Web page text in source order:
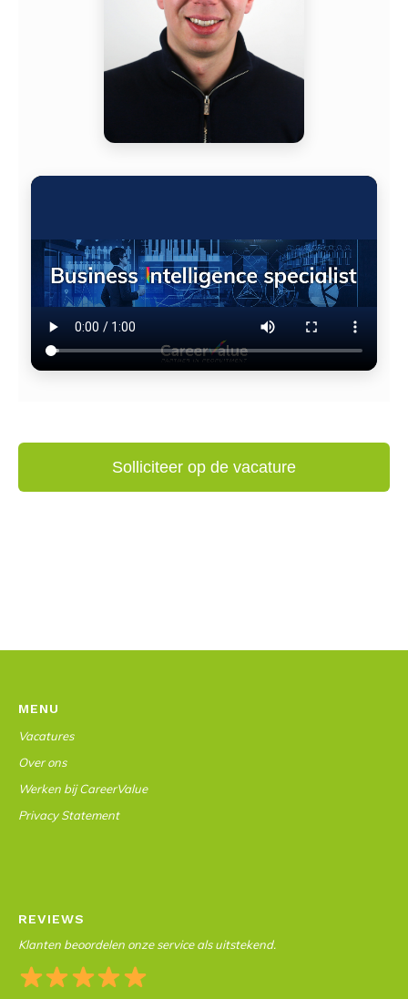
MENU
Vacatures
Over ons
Werken bij CareerValue
Privacy Statement
REVIEWS
Klanten beoordelen onze service als uitstekend.